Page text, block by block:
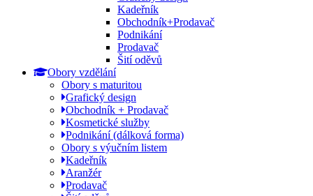
Kadeřník
Obchodník+Prodavač
Podnikání
Prodavač
Šití oděvů
Obory vzdělání
Obory s maturitou
Grafický design
Obchodník + Prodavač
Kosmetické služby
Podnikání (dálková forma)
Obory s výučním listem
Kadeřník
Aranžér
Prodavač